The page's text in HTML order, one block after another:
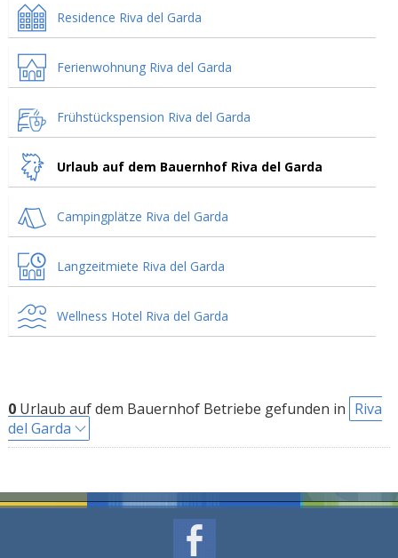
Residence Riva del Garda
Ferienwohnung Riva del Garda
Frühstückspension Riva del Garda
Urlaub auf dem Bauernhof Riva del Garda
Campingplätze Riva del Garda
Langzeitmiete Riva del Garda
Wellness Hotel Riva del Garda
0Urlaub auf dem Bauernhof Betriebe gefunden in Riva
del Garda